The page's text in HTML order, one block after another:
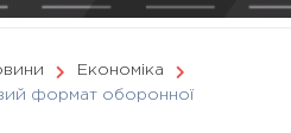
Економіка
формат оборонної